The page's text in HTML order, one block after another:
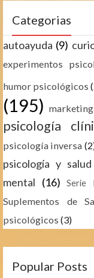
Categorias
autoayuda (9)
experimentos
humor psicológicos
(195) marketing
psicología
psicología inversa
psicología y salud
mental (16) Serie
Suplementos de
psicológicos (3)
Popular Posts